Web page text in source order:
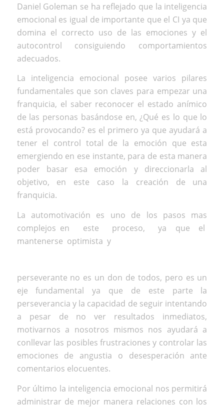
Daniel Goleman se ha reflejado que la inteligencia
emocional es igual de importante que el CI ya que
domina el correcto uso de las emociones y el
autocontrol consiguiendo comportamientos
adecuados.
La inteligencia emocional posee varios pilares
fundamentales que son claves para empezar una
franquicia, el saber reconocer el estado anímico
de las personas basándose en, ¿Qué es lo que lo
está provocando? es el primero ya que ayudará a
tener el control total de la emoción que esta
emergiendo en ese instante, para de esta manera
poder basar esa emoción y direccionarla al
objetivo, en este caso la creación de una
franquicia.
La automotivación es uno de los pasos mas
complejos en este proceso, ya que el
mantenerse optimista y
perseverante no es un don de todos, pero es un
eje fundamental ya que de este parte la
perseverancia y la capacidad de seguir intentando
a pesar de no ver resultados inmediatos,
motivarnos a nosotros mismos nos ayudará a
conllevar las posibles frustraciones y controlar las
emociones de angustia o desesperación ante
comentarios elocuentes.
Por último la inteligencia emocional nos permitirá
administrar de mejor manera relaciones con los